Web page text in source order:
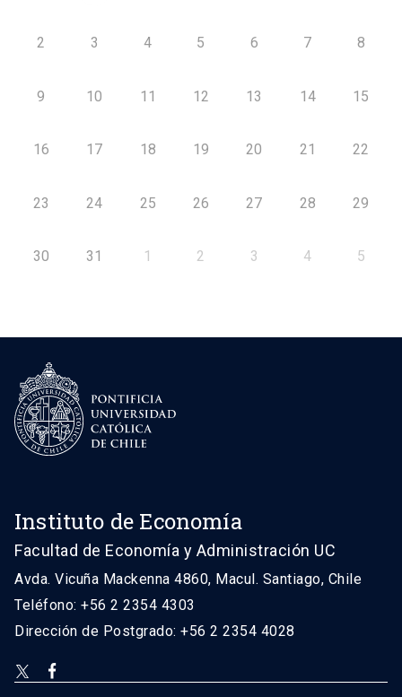
2 3 4 5 6 7 8
9 10 11 12 13 14 15
16 17 18 19 20 21 22
23 24 25 26 27 28 29
30 31 1 2 3 4 5
Instituto de Economía
Facultad de Economía y Administración UC
Avda. Vicuña Mackenna 4860, Macul. Santiago, Chile
Teléfono: +56 2 2354 4303
Dirección de Postgrado: +56 2 2354 4028